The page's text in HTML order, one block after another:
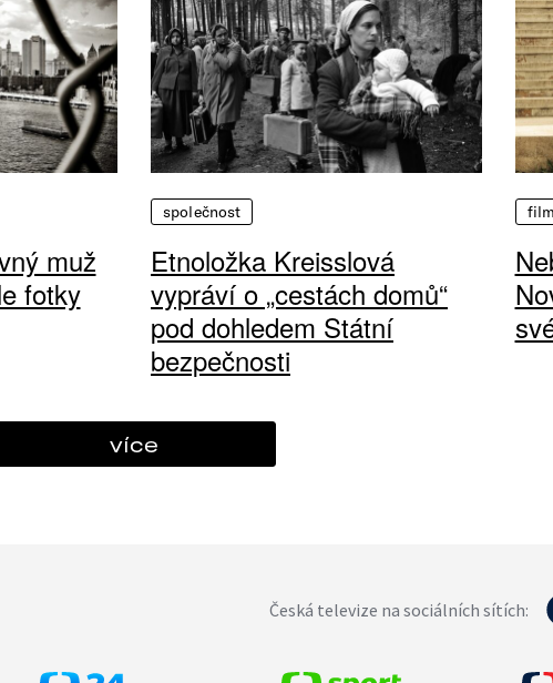
muž
fotky
společnost
Etnoložka Kreisslová
vypráví o „cestách domů“
pod dohledem Státní
bezpečnosti
film
více
Česká televize na sociálních sítích: